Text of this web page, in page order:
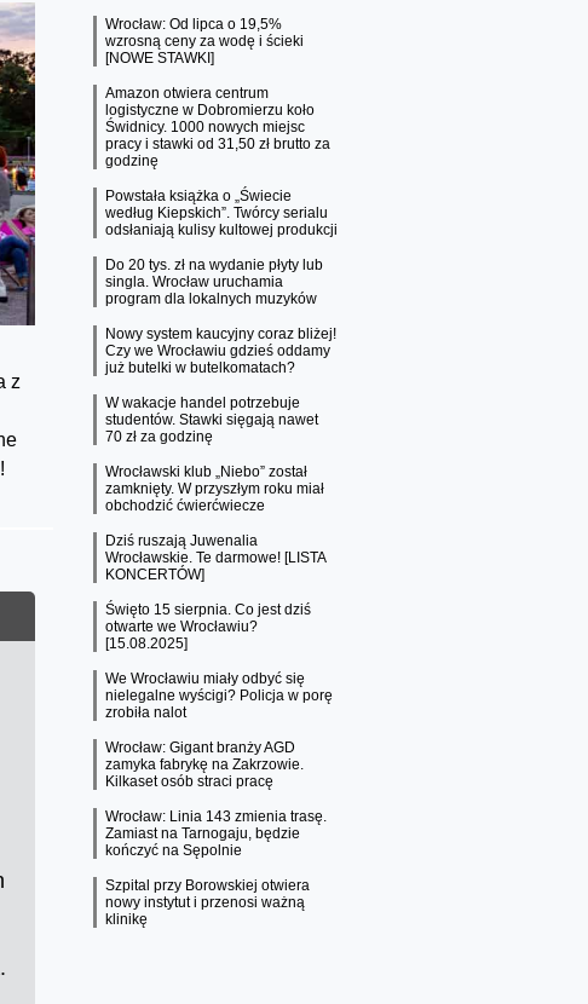
z
Wrocław: Od lipca o 19,5%
wzrosną ceny za wodę i ścieki
[NOWE STAWKI]
Amazon otwiera centrum
logistyczne w Dobromierzu koło
Świdnicy. 1000 nowych miejsc
pracy i stawki od 31,50 zł brutto za
godzinę
Powstała książka o „Świecie
według Kiepskich”. Twórcy serialu
odsłaniają kulisy kultowej produkcji
Do 20 tys. zł na wydanie płyty lub
singla. Wrocław uruchamia
program dla lokalnych muzyków
Nowy system kaucyjny coraz bliżej!
Czy we Wrocławiu gdzieś oddamy
już butelki w butelkomatach?
W wakacje handel potrzebuje
studentów. Stawki sięgają nawet
70 zł za godzinę
Wrocławski klub „Niebo” został
zamknięty. W przyszłym roku miał
obchodzić ćwierćwiecze
Dziś ruszają Juwenalia
Wrocławskie. Te darmowe! [LISTA
KONCERTÓW]
Święto 15 sierpnia. Co jest dziś
otwarte we Wrocławiu?
[15.08.2025]
We Wrocławiu miały odbyć się
nielegalne wyścigi? Policja w porę
zrobiła nalot
Wrocław: Gigant branży AGD
zamyka fabrykę na Zakrzowie.
Kilkaset osób straci pracę
Wrocław: Linia 143 zmienia trasę.
Zamiast na Tarnogaju, będzie
kończyć na Sępolnie
Szpital przy Borowskiej otwiera
nowy instytut i przenosi ważną
klinikę